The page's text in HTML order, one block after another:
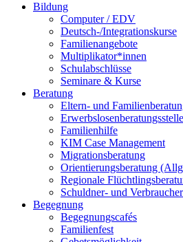
Bildung
Computer / EDV
Deutsch-/Integrationskurse
Familienangebote
Multiplikator*innen
Schulabschlüsse
Seminare & Kurse
Beratung
Eltern- und
Erwerbslosenberatungsstelle
Familienhilfe
KIM Case Management
Migrationsberatung
Orientierungsberatung
Regionale
Schuldner- und
Begegnung
Begegnungscafés
Familienfest